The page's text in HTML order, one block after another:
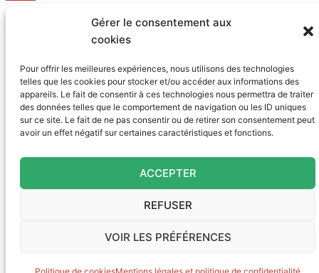
Gérer le consentement aux
cookies
Pour offrir les meilleures expériences, nous utilisons des technologies
telles que les cookies pour stocker et/ou accéder aux informations des
appareils. Le fait de consentir à ces technologies nous permettra de traiter
des données telles que le comportement de navigation ou les ID uniques
sur ce site. Le fait de ne pas consentir ou de retirer son consentement peut
avoir un effet négatif sur certaines caractéristiques et fonctions.
ACCEPTER
REFUSER
VOIR LES PRÉFÉRENCES
Contact
Nous soutenir